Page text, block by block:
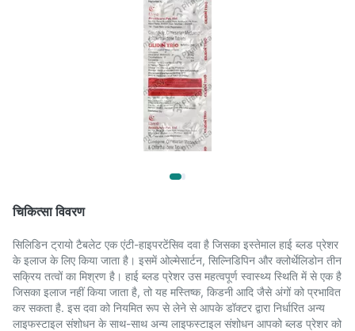
चिकित्सा विवरण
सिलिडिन ट्रायो टैबलेट एक एंटी-हाइपरटेंसिव दवा है जिसका इस्तेमाल हाई ब्लड प्रेशर
के इलाज के लिए किया जाता है। इसमें ओल्मेसार्टन, सिल्निडिपिन और क्लोर्थेलिडोन तीन
सक्रिय तत्वों का मिश्रण है। हाई ब्लड प्रेशर उस महत्वपूर्ण स्वास्थ्य स्थिति में से एक है
जिसका इलाज नहीं किया जाता है, तो यह मस्तिष्क, किडनी आदि जैसे अंगों को प्रभावित
कर सकता है. इस दवा को नियमित रूप से लेने से आपके डॉक्टर द्वारा निर्धारित अन्य
लाइफस्टाइल संशोधन के साथ-साथ अन्य लाइफस्टाइल संशोधन आपको ब्लड प्रेशर को